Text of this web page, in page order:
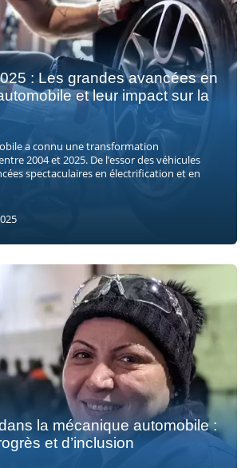
: Les grandes avancées en
et leur impact sur la
a connu une transformation
2004 et 2025. De l’essor des véhicules
spectaculaires en électrification et en
la mécanique automobile :
et d’inclusion